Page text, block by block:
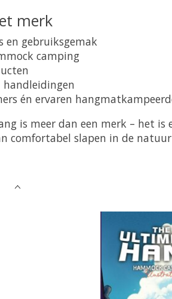
merk
en gebruiksgemak
camping
handleidingen
én ervaren
is meer dan een merk – het
comfortabel slapen in de